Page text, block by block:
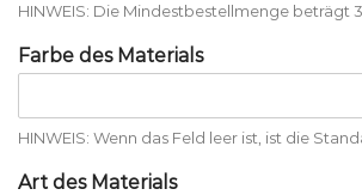
HINWEIS: Die Mindestbestellmenge beträgt
Farbe des Materials
HINWEIS: Wenn das Feld leer ist, ist die
Art des Materials